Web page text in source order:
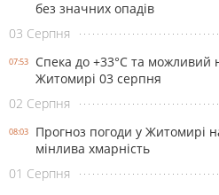
без значних опадів
03 Серпня
07:53
Спека до +33°С та можливий
Житомирі 03 серпня
02 Серпня
08:03
Прогноз погоди у Житомирі
мінлива хмарність
01 Серпня